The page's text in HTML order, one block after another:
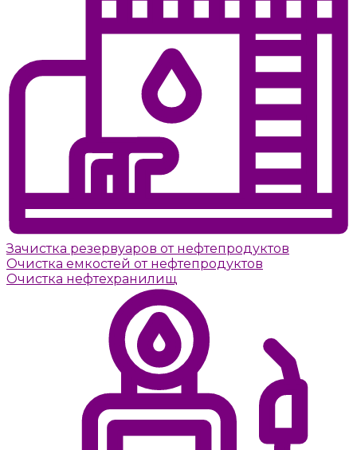
Зачистка резервуаров от нефтепродуктов
Очистка емкостей от нефтепродуктов
Очистка нефтехранилищ